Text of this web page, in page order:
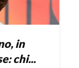
in
chi...